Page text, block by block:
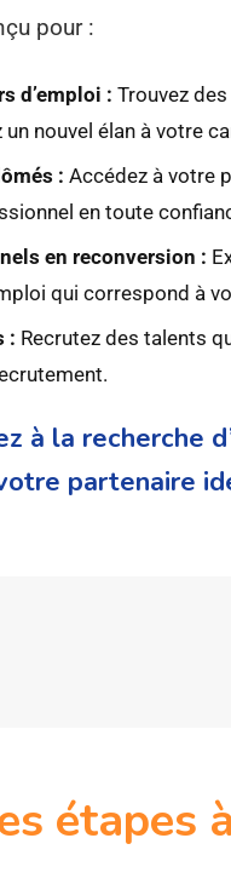
pour :
d’emploi :Trouvez
nouvel élan à votre
:Accédez à votre
en toute
en reconversion :
qui correspond à
: Recrutez des talents
à la recherche
partenaire
étapes